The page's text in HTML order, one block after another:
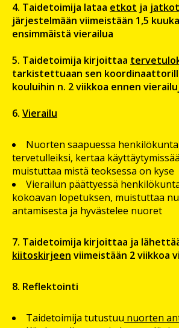
4. Taidetoimija lataa etkot ja jatkot
järjestelmään viimeistään 1,5
ensimmäistä vierailua
5. Taidetoimija kirjoittaa
tarkistettuaan sen
kouluihin n. 2 viikkoa ennen
6. Vierailu
Nuorten saapuessa
tervetulleiksi, kertaa
muistuttaa mistä teoksessa on kyse
Vierailun päättyessä
kokoavan lopetuksen, muistuttaa
antamisesta ja hyvästelee nuoret
7. Taidetoimija kirjoittaa ja
kiitoskirjeen viimeistään 2 viikkoa
8. Reflektointi
Taidetoimija tutustuu nuorten